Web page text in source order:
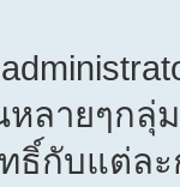
หลายๆก
กับแต่ละ